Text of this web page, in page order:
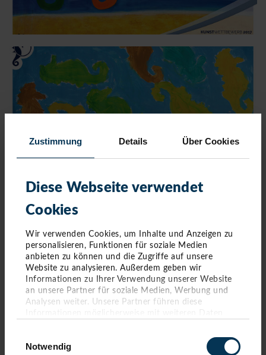
Zustimmung Details Über Cookies
Diese Webseite verwendet
Cookies
Wir verwenden Cookies, um Inhalte und Anzeigen zu
personalisieren, Funktionen für soziale Medien
anbieten zu können und die Zugriffe auf unsere
Website zu analysieren. Außerdem geben wir
Informationen zu Ihrer Verwendung unserer Website
an unsere Partner für soziale Medien, Werbung und
Analysen weiter. Unsere Partner führen diese
sie im Rahmen Ihrer Nutzung der Dienste gesammelt
haben. Sie geben Einwilligung zu unseren Cookies,
Notwendig